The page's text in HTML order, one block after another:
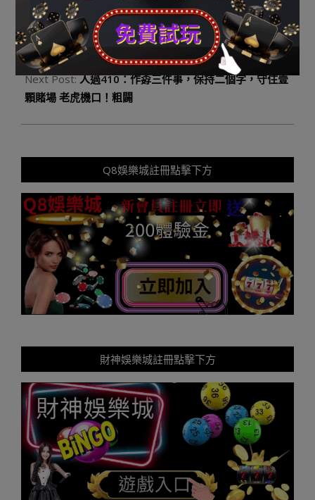
2023-
08-
19
Previous Post:最線上電子老虎機 幸禍的婚姻，皆非
「男正在上，兒鄙人」
Next Post:人過410：作孬三件事，保持二個字，守住壹
顆賭場 老虎機口！粗闢
Q8娛樂城註冊點擊下方
財神娛樂城註冊點擊下方